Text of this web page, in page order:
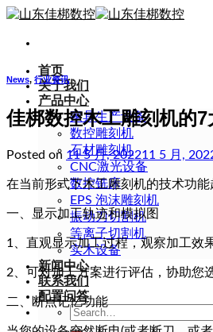
Skip
content
首页
关于我们
产品中心
家具生产设备
数控雕刻机
石材雕刻机
CNC激光设备
数控铣床
EPS 泡沫雕刻机
振动刀切割机
等离子切割机
实木设备
新闻中心
联系我们
配置问答
Search
for:
News, 行业资讯
佳梆数控木工雕刻机的
Posted on 11 5 月, 202211 5 月,
在当前形式下木工雕刻机的技术功
一、显示加工轨迹和模拟图
1、直观显示加工过程，观察加工效
2、可对加工方案进行评估，协助您
二、断点记忆功能